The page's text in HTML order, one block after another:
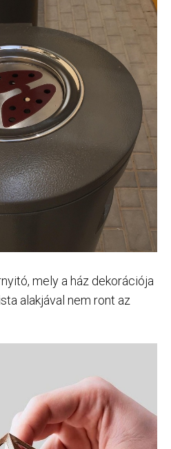
mely a ház dekorációja
alakjával nem ront az